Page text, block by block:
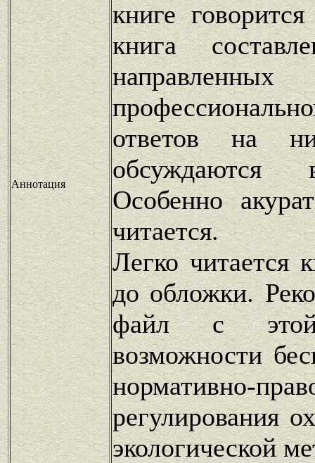
Аннотация
книге
книга
направленных
ответов на
Особенно
читается.
Легко читается
до обложки.
файл с
возможности
нормативно-
регулирования
экологической